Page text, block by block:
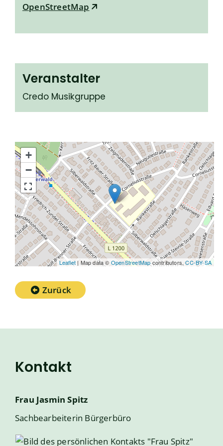
OpenStreetMap
Veranstalter
Credo Musikgruppe
+
−
Leaflet| Map data © OpenStreetMapcontributors,CC-BY-SA
Zurück
Kontakt
Frau Jasmin Spitz
Sachbearbeiterin Bürgerbüro